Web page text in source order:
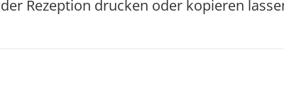
Rezeption drucken oder kopieren